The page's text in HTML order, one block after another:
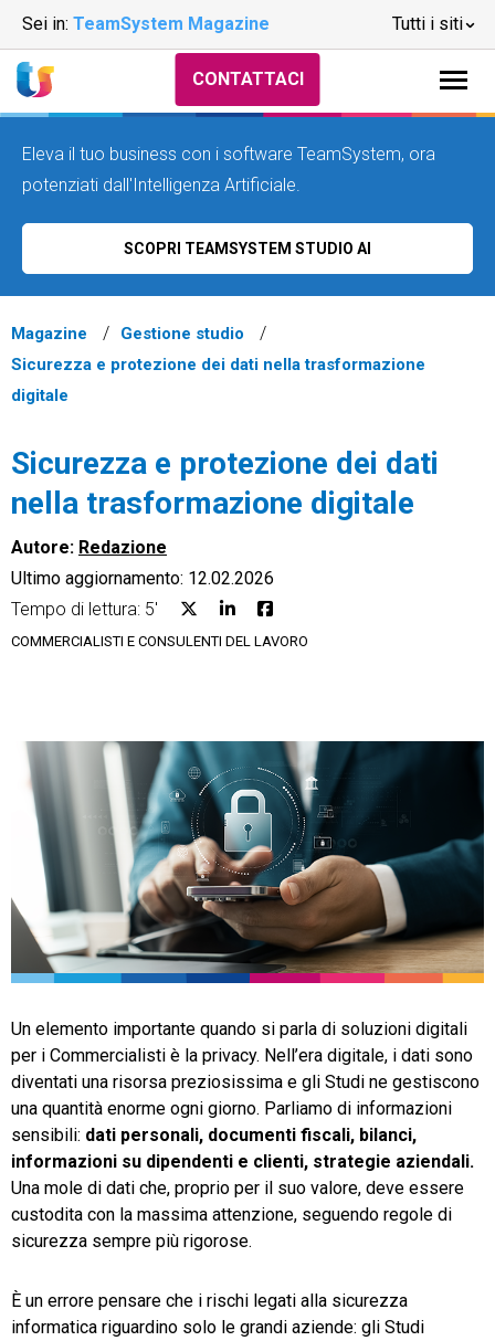
Sei in: TeamSystem Magazine Tutti i siti
CRM
Fatturazione
Financial Solutions
Trust Services
TeamSystem Corporate
TeamSystem Store
CONTATTACI
Eleva il tuo business con i software TeamSystem, ora
potenziati dall'Intelligenza Artificiale.
SCOPRI TEAMSYSTEM STUDIO AI
Magazine
Gestione studio
Sicurezza e protezione dei dati nella trasformazione
digitale
Sicurezza e protezione dei dati
nella trasformazione digitale
Autore: Redazione
Ultimo aggiornamento: 12.02.2026
Tempo di lettura: 5'
COMMERCIALISTI E CONSULENTI DEL LAVORO
Un elemento importante quando si parla di soluzioni digitali
per i Commercialisti è la privacy. Nell’era digitale, i dati sono
diventati una risorsa preziosissima e gli Studi ne gestiscono
una quantità enorme ogni giorno. Parliamo di informazioni
sensibili: dati personali, documenti fiscali, bilanci,
informazioni su dipendenti e clienti, strategie aziendali.
Una mole di dati che, proprio per il suo valore, deve essere
custodita con la massima attenzione, seguendo regole di
sicurezza sempre più rigorose.
È un errore pensare che i rischi legati alla sicurezza
informatica riguardino solo le grandi aziende: gli Studi